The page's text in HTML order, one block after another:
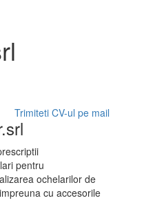
Trimiteti CV-ul pe mail
pentru
ochelarilor de
cu accesorile